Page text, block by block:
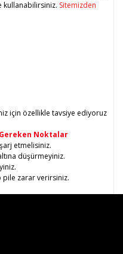
kullanabilirsiniz. Sitemizden
için özellikle tavsiye ediyoruz
Noktalar
etmelisiniz.
düşürmeyiniz.
pile zarar verirsiniz.